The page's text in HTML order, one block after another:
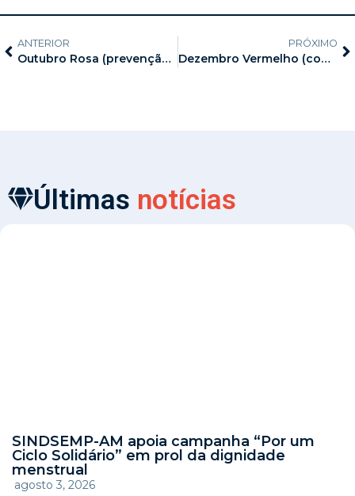
ANTERIOR
Outubro Rosa (prevenção ao câncer de mama)
PRÓXIMO
Dezembro Vermelho (conscientização e prevenção das infecções sexualmente transmissíveis)
Últimas notícias
SINDSEMP-AM apoia campanha “Por um
Ciclo Solidário” em prol da dignidade
menstrual
agosto 3, 2026